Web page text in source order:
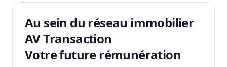
Au sein du réseau immobilier
AV Transaction
Votre future rémunération